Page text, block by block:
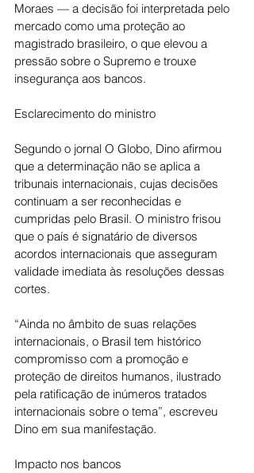
Moraes — a decisão foi interpretada pelo
mercado como uma proteção ao
magistrado brasileiro, o que elevou a
pressão sobre o Supremo e trouxe
insegurança aos bancos.
Esclarecimento do ministro
Segundo o jornal O Globo, Dino afirmou
que a determinação não se aplica a
tribunais internacionais, cujas decisões
continuam a ser reconhecidas e
cumpridas pelo Brasil. O ministro frisou
que o país é signatário de diversos
acordos internacionais que asseguram
validade imediata às resoluções dessas
cortes.
“Ainda no âmbito de suas relações
internacionais, o Brasil tem histórico
compromisso com a promoção e
proteção de direitos humanos, ilustrado
pela ratificação de inúmeros tratados
internacionais sobre o tema”, escreveu
Dino em sua manifestação.
Impacto nos bancos